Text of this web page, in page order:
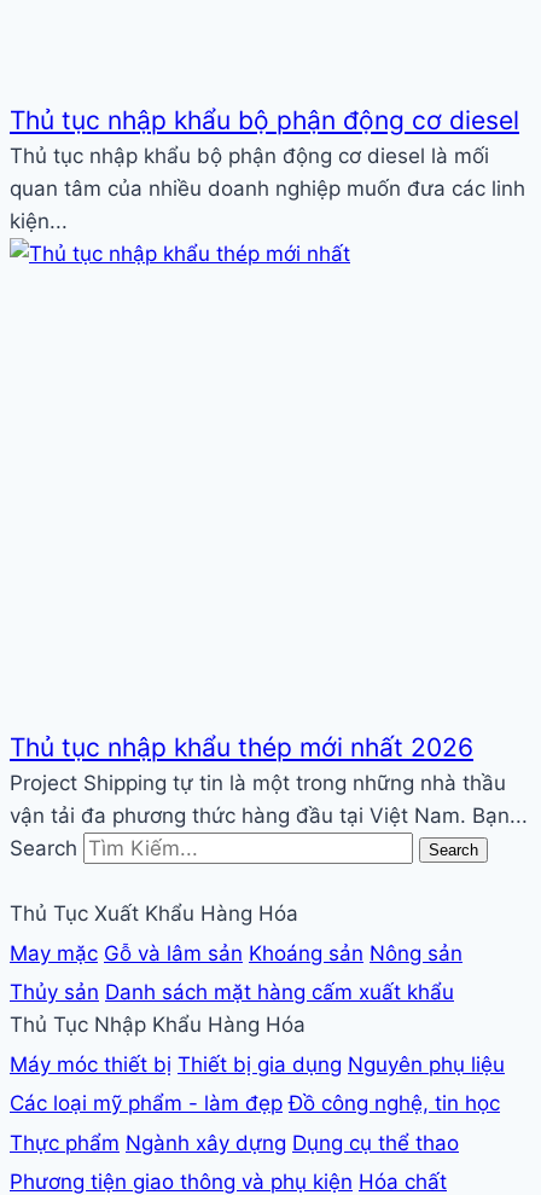
Thủ tục nhập khẩu bộ phận động cơ diesel
Thủ tục nhập khẩu bộ phận động cơ diesel là mối
quan tâm của nhiều doanh nghiệp muốn đưa các linh
kiện...
Thủ tục nhập khẩu thép mới nhất 2026
Project Shipping tự tin là một trong những nhà thầu
vận tải đa phương thức hàng đầu tại Việt Nam. Bạn...
Search
Search
Thủ Tục Xuất Khẩu Hàng Hóa
May mặc Gỗ và lâm sản Khoáng sản Nông sản
Thủy sản Danh sách mặt hàng cấm xuất khẩu
Thủ Tục Nhập Khẩu Hàng Hóa
Máy móc thiết bị Thiết bị gia dụng Nguyên phụ liệu
Các loại mỹ phẩm - làm đẹp Đồ công nghệ, tin học
Thực phẩm Ngành xây dựng Dụng cụ thể thao
Phương tiện giao thông và phụ kiện Hóa chất